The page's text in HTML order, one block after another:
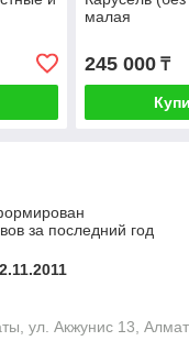
малая
245 000₸
за последний год
ул. Акжунис 13,